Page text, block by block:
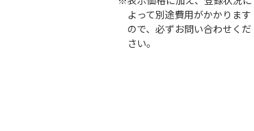
よって別途費用がかかります
ので、必ずお問い合わせくだ
さい。